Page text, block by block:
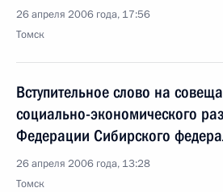
26 апреля 2006 года, 17:56
Томск
Вступительное слово на
социально-экономического
Федерации Сибирского
26 апреля 2006 года, 13:28
Томск